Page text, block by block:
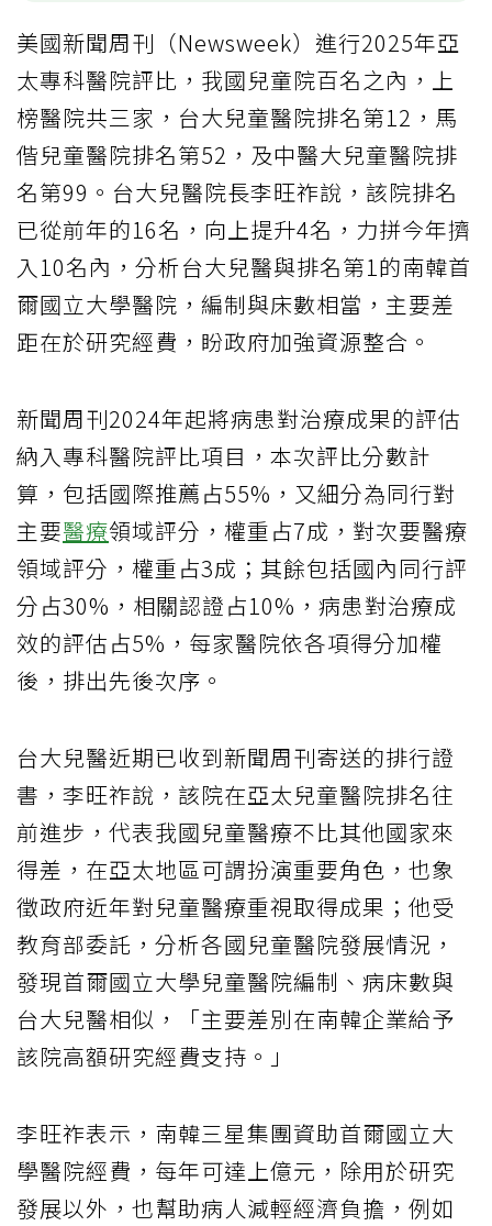
美國新聞周刊（Newsweek）進行2025年亞
太專科醫院評比，我國兒童院百名之內，上
榜醫院共三家，台大兒童醫院排名第12，馬
偕兒童醫院排名第52，及中醫大兒童醫院排
名第99。台大兒醫院長李旺祚說，該院排名
已從前年的16名，向上提升4名，力拼今年擠
入10名內，分析台大兒醫與排名第1的南韓首
爾國立大學醫院，編制與床數相當，主要差
距在於研究經費，盼政府加強資源整合。
新聞周刊2024年起將病患對治療成果的評估
納入專科醫院評比項目，本次評比分數計
算，包括國際推薦占55%，又細分為同行對
主要醫療領域評分，權重占7成，對次要醫療
領域評分，權重占3成；其餘包括國內同行評
分占30%，相關認證占10%，病患對治療成
效的評估占5%，每家醫院依各項得分加權
後，排出先後次序。
台大兒醫近期已收到新聞周刊寄送的排行證
書，李旺祚說，該院在亞太兒童醫院排名往
前進步，代表我國兒童醫療不比其他國家來
得差，在亞太地區可謂扮演重要角色，也象
徵政府近年對兒童醫療重視取得成果；他受
教育部委託，分析各國兒童醫院發展情況，
發現首爾國立大學兒童醫院編制、病床數與
台大兒醫相似，「主要差別在南韓企業給予
該院高額研究經費支持。」
李旺祚表示，南韓三星集團資助首爾國立大
學醫院經費，每年可達上億元，除用於研究
發展以外，也幫助病人減輕經濟負擔，例如